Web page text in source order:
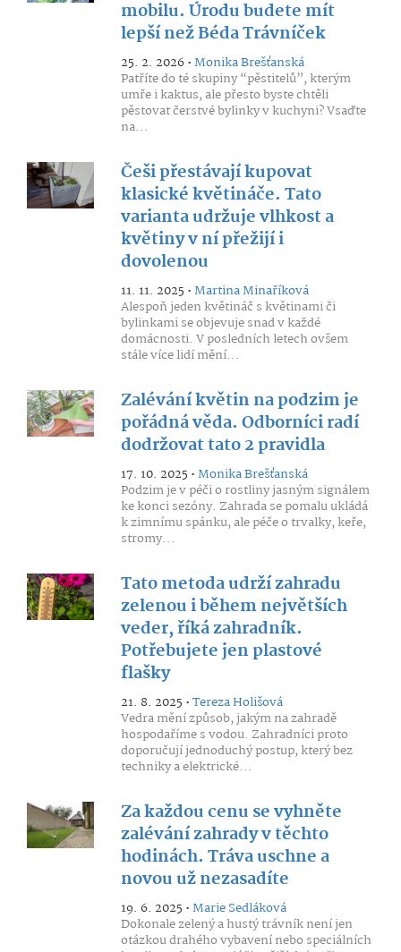
mobilu. Úrodu budete mít
lepší než Béda Trávníček
25. 2. 2026 •Monika Brešťanská
Patříte do té skupiny “pěstitelů”, kterým
umře i kaktus, ale přesto byste chtěli
pěstovat čerstvé bylinky v kuchyni? Vsaďte
na...
Češi přestávají kupovat
klasické květináče. Tato
varianta udržuje vlhkost a
květiny v ní přežijí i
dovolenou
11. 11. 2025 •Martina Minaříková
Alespoň jeden květináč s květinami či
bylinkami se objevuje snad v každé
domácnosti. V posledních letech ovšem
stále více lidí mění...
Zalévání květin na podzim je
pořádná věda. Odborníci radí
dodržovat tato 2 pravidla
17. 10. 2025 •Monika Brešťanská
Podzim je v péči o rostliny jasným signálem
ke konci sezóny. Zahrada se pomalu ukládá
k zimnímu spánku, ale péče o trvalky, keře,
stromy...
Tato metoda udrží zahradu
zelenou i během největších
veder, říká zahradník.
Potřebujete jen plastové
flašky
21. 8. 2025 •Tereza Holišová
Vedra mění způsob, jakým na zahradě
hospodaříme s vodou. Zahradníci proto
doporučují jednoduchý postup, který bez
techniky a elektrické...
Za každou cenu se vyhněte
zalévání zahrady v těchto
hodinách. Tráva uschne a
novou už nezasadíte
19. 6. 2025 •Marie Sedláková
Dokonale zelený a hustý trávník není jen
otázkou drahého vybavení nebo speciálních